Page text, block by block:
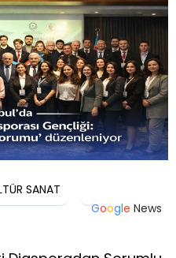
SANAT
Google News